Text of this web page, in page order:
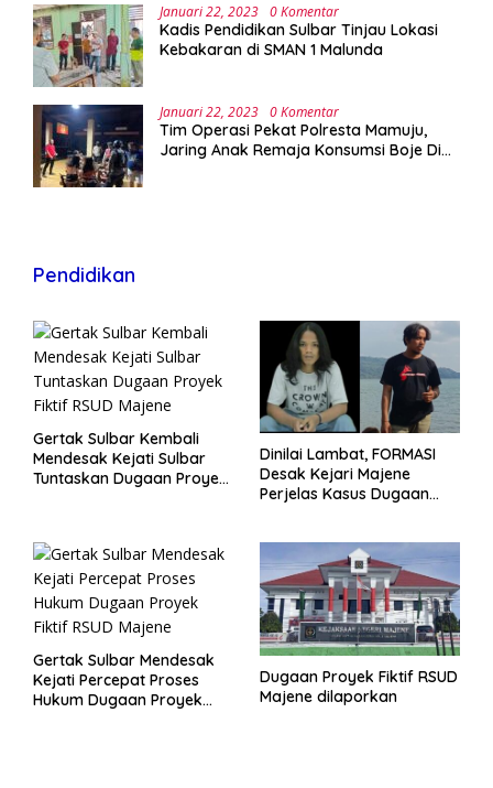
Januari 22, 2023 0 Komentar
Kadis Pendidikan Sulbar Tinjau Lokasi
Kebakaran di SMAN 1 Malunda
Januari 22, 2023 0 Komentar
Tim Operasi Pekat Polresta Mamuju,
Jaring Anak Remaja Konsumsi Boje Di
Pendidikan
Gertak Sulbar Kembali
Mendesak Kejati Sulbar
Tuntaskan Dugaan Proyek
Dinilai Lambat, FORMASI
Desak Kejari Majene
Perjelas Kasus Dugaan
Gertak Sulbar Mendesak
Kejati Percepat Proses
Hukum Dugaan Proyek
Dugaan Proyek Fiktif RSUD
Majene dilaporkan